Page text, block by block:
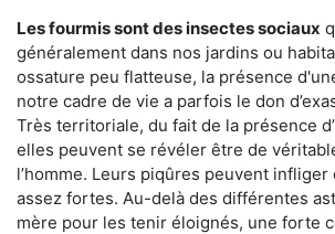
Les fourmis sont des insectes sociaux
généralement dans nos jardins ou
ossature peu flatteuse, la présence
notre cadre de vie a parfois le don
Très territoriale, du fait de la présence
elles peuvent se révéler être de
l’homme. Leurs piqûres peuvent
assez fortes. Au-delà des différentes
mère pour les tenir éloignés, une forte